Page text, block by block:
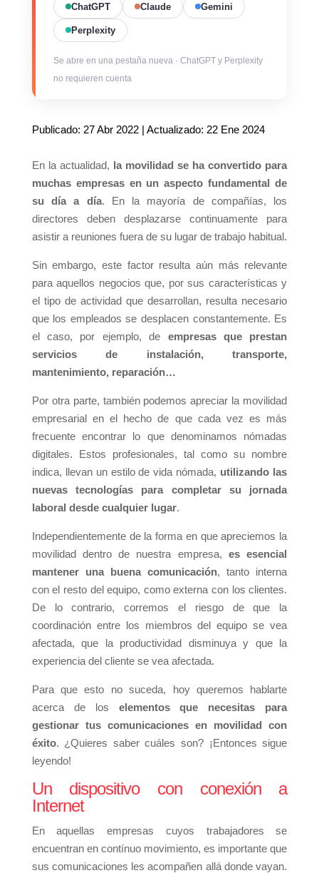
ChatGPT Claude Gemini
Perplexity
Se abre en una pestaña nueva · ChatGPT y Perplexity
no requieren cuenta
Publicado: 27 Abr 2022 | Actualizado: 22 Ene 2024
En la actualidad, la movilidad se ha convertido para
muchas empresas en un aspecto fundamental de
su día a día. En la mayoría de compañías, los
directores deben desplazarse continuamente para
asistir a reuniones fuera de su lugar de trabajo habitual.
Sin embargo, este factor resulta aún más relevante
para aquellos negocios que, por sus características y
el tipo de actividad que desarrollan, resulta necesario
que los empleados se desplacen constantemente. Es
el caso, por ejemplo, de empresas que prestan
servicios de instalación, transporte,
mantenimiento, reparación…
Por otra parte, también podemos apreciar la movilidad
empresarial en el hecho de que cada vez es más
frecuente encontrar lo que denominamos nómadas
digitales. Estos profesionales, tal como su nombre
indica, llevan un estilo de vida nómada, utilizando las
nuevas tecnologías para completar su jornada
laboral desde cualquier lugar.
Independientemente de la forma en que apreciemos la
movilidad dentro de nuestra empresa, es esencial
mantener una buena comunicación, tanto interna
con el resto del equipo, como externa con los clientes.
De lo contrario, corremos el riesgo de que la
coordinación entre los miembros del equipo se vea
afectada, que la productividad disminuya y que la
experiencia del cliente se vea afectada.
Para que esto no suceda, hoy queremos hablarte
acerca de los elementos que necesitas para
gestionar tus comunicaciones en movilidad con
éxito. ¿Quieres saber cuáles son? ¡Entonces sigue
leyendo!
Un dispositivo con conexión a
Internet
En aquellas empresas cuyos trabajadores se
encuentran en contínuo movimiento, es importante que
sus comunicaciones les acompañen allá donde vayan.